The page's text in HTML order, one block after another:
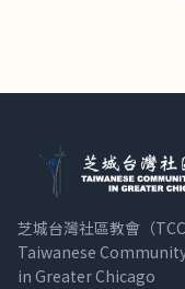
芝城台灣社區教會（
Taiwanese
in Greater Chicago